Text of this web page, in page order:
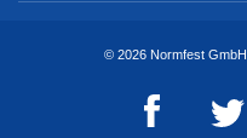
© 2026 Normfest GmbH